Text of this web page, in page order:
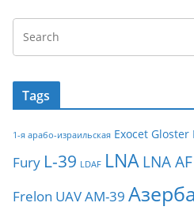
Tags
1-я арабо-израильская Exocet Gloster
Fury L-39 LDAF LNA LNA AF
Frelon UAVАМ-39